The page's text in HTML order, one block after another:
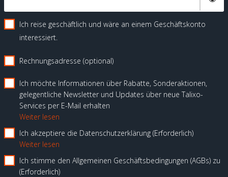
Ich reise geschäftlich und wäre an einem Geschäftskonto
interessiert.
Rechnungsadresse (optional)
Ich möchte Informationen über Rabatte, Sonderaktionen,
gelegentliche Newsletter und Updates über neue Talixo-
Services per E-Mail erhalten
Weiter lesen
Ich akzeptiere die Datenschutzerklärung Erforderlich
Weiter lesen
Ich stimme den Allgemeinen Geschäftsbedingungen (AGBs) zu
Erforderlich